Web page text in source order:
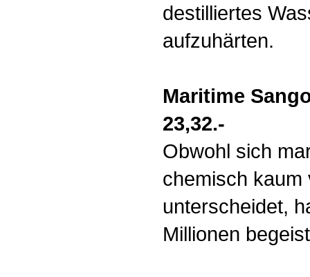
destilliertes
aufzuhärten.
Maritime
23,32.-
Obwohl sich
chemisch kaum
unterscheidet,
Millionen